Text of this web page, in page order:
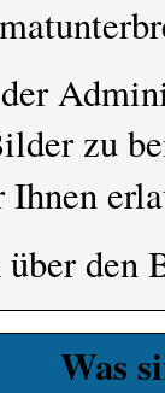
der
zu
Ihnen
Was